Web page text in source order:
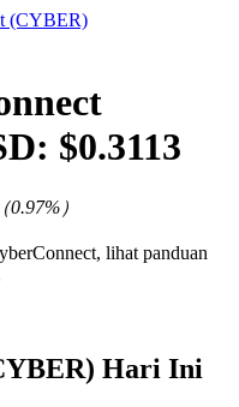
(CYBER)
$0.3113
（0.97%）
lihat panduan
Hari Ini